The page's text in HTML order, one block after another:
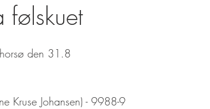
følskuet
den 31.8
Kruse Johansen) - 9988-9